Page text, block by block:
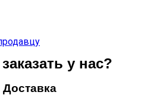
у нас?
Доставка